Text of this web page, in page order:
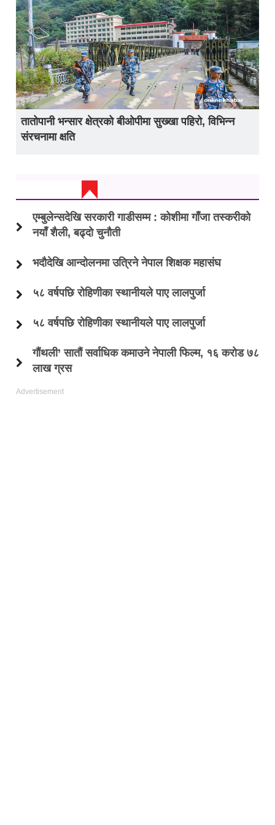
तातोपानी भन्सार क्षेत्रको बीओपीमा सुख्खा पहिरो, विभिन्न
संरचनामा क्षति
एम्बुलेन्सदेखि सरकारी गाडीसम्म : कोशीमा गाँजा तस्करीको
नयाँ शैली, बढ्दो चुनौती
भदौदेखि आन्दोलनमा उत्रिने नेपाल शिक्षक महासंघ
५८ वर्षपछि रोहिणीका स्थानीयले पाए लालपुर्जा
५८ वर्षपछि रोहिणीका स्थानीयले पाए लालपुर्जा
गौंथली’ सातौं सर्वाधिक कमाउने नेपाली फिल्म, १६ करोड ७८
लाख ग्रस